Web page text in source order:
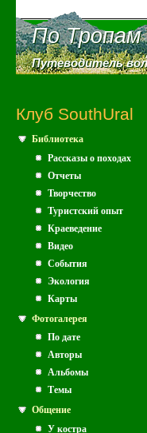
По
По
Путеводитель
Путеводитель
Клуб SouthUral
Библиотека
Рассказы о походах
Отчеты
Творчество
Туристский опыт
Краеведение
Видео
События
Экология
Карты
Фотогалерея
По дате
Авторы
Альбомы
Темы
Общение
У костра